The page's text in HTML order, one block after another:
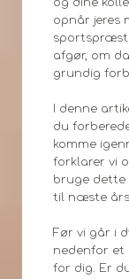
og dine
opnår jeres
afgør, om
grundig
I denne
du
komme
forklarer vi
bruge dette
til næste års
Før vi går i
nedenfor et
for dig. Er